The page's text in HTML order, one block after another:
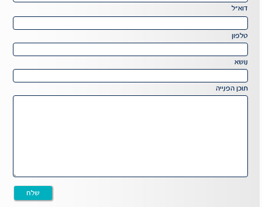
this
field
empty.
דוא"ל
leave
this
field
empty.
טלפון
נושא
תוכן הפנייה